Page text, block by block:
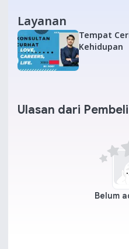
Layanan
Tempat
Kehidupan
Ulasan dari Pembeli
Belum